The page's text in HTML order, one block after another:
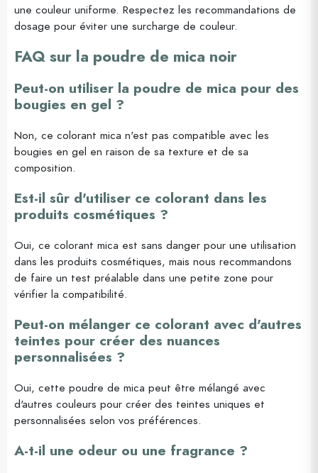
une couleur uniforme. Respectez les recommandations de
dosage pour éviter une surcharge de couleur.
FAQ sur la poudre de mica noir
Peut-on utiliser la poudre de mica pour des
bougies en gel ?
Non, ce colorant mica n'est pas compatible avec les
bougies en gel en raison de sa texture et de sa
composition.
Est-il sûr d'utiliser ce colorant dans les
produits cosmétiques ?
Oui, ce colorant mica est sans danger pour une utilisation
dans les produits cosmétiques, mais nous recommandons
de faire un test préalable dans une petite zone pour
vérifier la compatibilité.
Peut-on mélanger ce colorant avec d'autres
teintes pour créer des nuances
personnalisées ?
Oui, cette poudre de mica peut être mélangé avec
d'autres couleurs pour créer des teintes uniques et
personnalisées selon vos préférences.
A-t-il une odeur ou une fragrance ?